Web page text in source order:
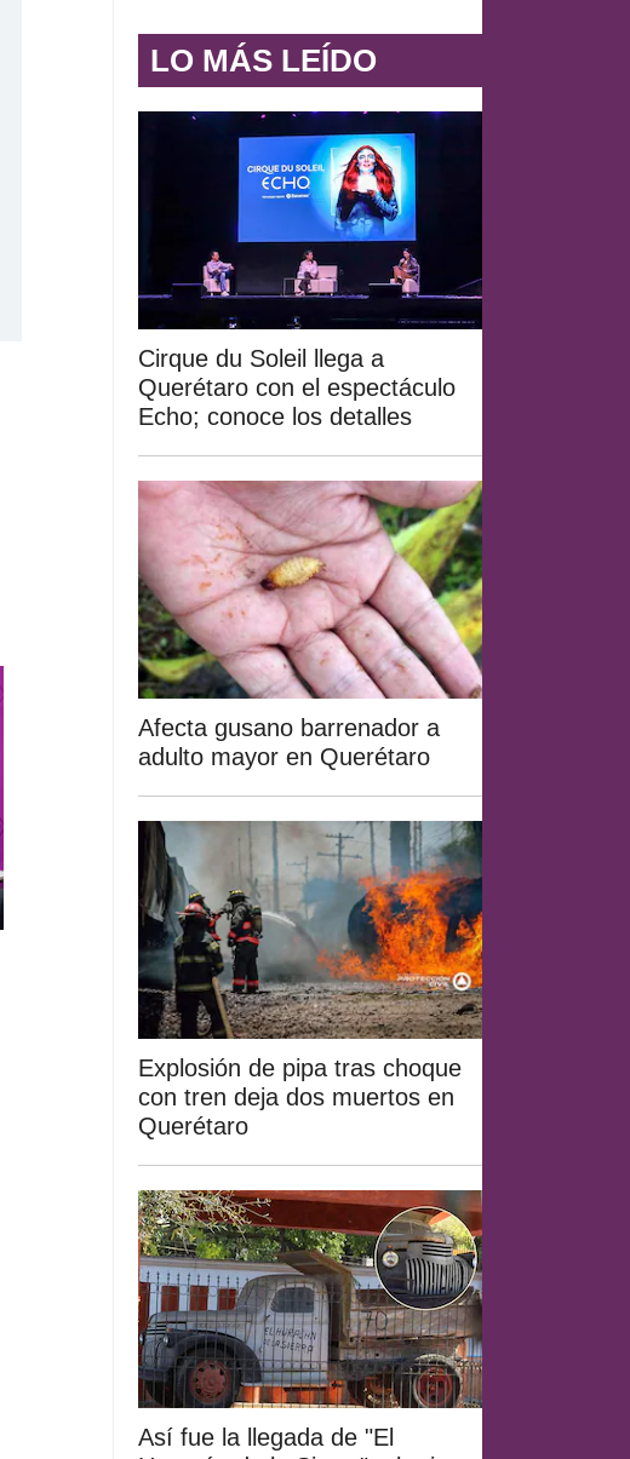
LO MÁS LEÍDO
Cirque du Soleil llega a
Querétaro con el espectáculo
Echo; conoce los detalles
Afecta gusano barrenador a
adulto mayor en Querétaro
Explosión de pipa tras choque
con tren deja dos muertos en
Querétaro
Así fue la llegada de "El